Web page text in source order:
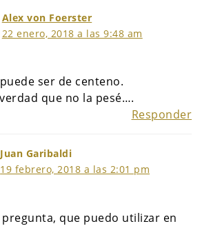
Alex von Foerster
22 enero, 2018 a las 9:48 am
ser de centeno.
que no la pesé….
Responder
Juan Garibaldi
19 febrero, 2018 a las 2:01 pm
pregunta, que puedo utilizar en